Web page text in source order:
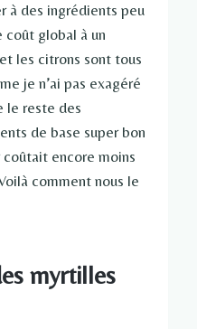
à des ingrédients peu
coût global à un
les citrons sont tous
je n’ai pas exagéré
le reste des
de base super bon
encore moins
comment nous le
myrtilles